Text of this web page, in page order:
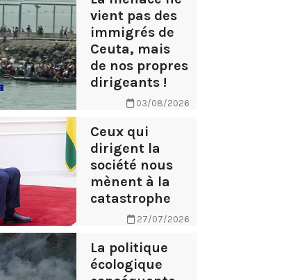
vient pas des
immigrés de
Ceuta, mais
de nos propres
dirigeants !
03/08/2026
Ceux qui
dirigent la
société nous
mènent à la
catastrophe
27/07/2026
La politique
écologique